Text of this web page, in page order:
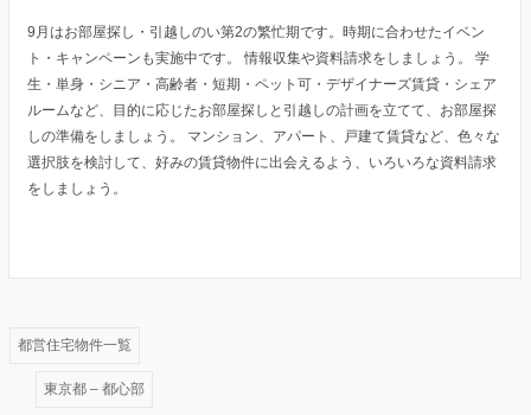
9月はお部屋探し・引越しのい第2の繁忙期です。時期に合わせたイベン
ト・キャンペーンも実施中です。 情報収集や資料請求をしましょう。 学
生・単身・シニア・高齢者・短期・ペット可・デザイナーズ賃貸・シェア
ルームなど、目的に応じたお部屋探しと引越しの計画を立てて、お部屋探
しの準備をしましょう。 マンション、アパート、戸建て賃貸など、色々な
選択肢を検討して、好みの賃貸物件に出会えるよう、いろいろな資料請求
をしましょう。
都営住宅物件一覧
東京都 – 都心部